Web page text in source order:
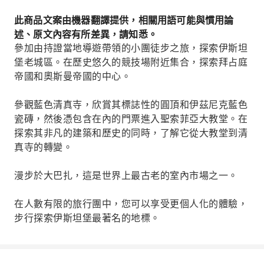
此商品文案由機器翻譯提供，相關用語可能與慣用論
述、原文內容有所差異，請知悉。
參加由持證當地導遊帶領的小團徒步之旅，探索伊斯坦
堡老城區。在歷史悠久的競技場附近集合，探索拜占庭
帝國和奧斯曼帝國的中心。
參觀藍色清真寺，欣賞其標誌性的圓頂和伊茲尼克藍色
瓷磚，然後憑包含在內的門票進入聖索菲亞大教堂。在
探索其非凡的建築和歷史的同時，了解它從大教堂到清
真寺的轉變。
漫步於大巴扎，這是世界上最古老的室內市場之一。
在人數有限的旅行團中，您可以享受更個人化的體驗，
步行探索伊斯坦堡最著名的地標。